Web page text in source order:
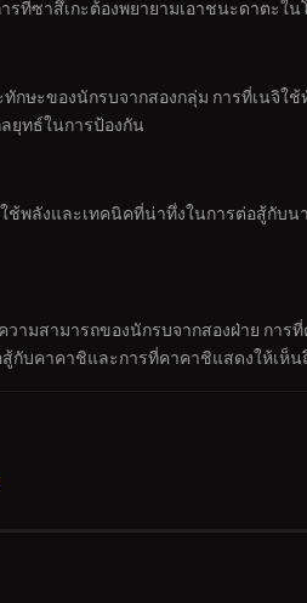
ที่ซาสึเกะต้องพยายามเอาชนะดาตะ
กษะของนักรบจากสองกลุ่ม การที่เนจิ
ยุทธ์ในการป้องกัน
พลังและเทคนิคที่น่าทึ่งในการต่อสู้กั
ามสามารถของนักรบจากสองฝ่าย ก
กับคาคาชิและการที่คาคาชิแสดงให้เห็